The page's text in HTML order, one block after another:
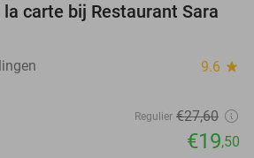
29%
carte bij Restaurant Sara
9.6 star
Regulier €27,60
€19,50